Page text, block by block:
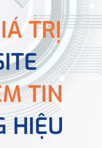
TRỊ
TIN
HIỆU